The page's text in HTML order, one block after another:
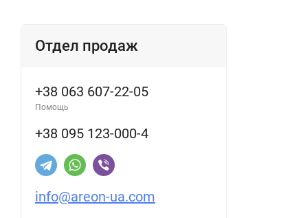
Отдел продаж
+38 063 607-22-05
Помощь
+38 095 123-000-4
info@areon-ua.com